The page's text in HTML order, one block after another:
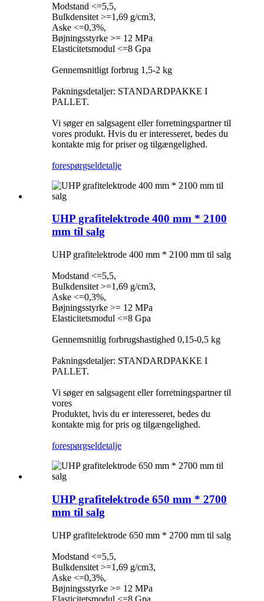
Modstand <=5,5,
Bulkdensitet >=1,69 g/cm3,
Aske <=0,3%,
Bøjningsstyrke >= 12 MPa
Elasticitetsmodul <=8 Gpa
Gennemsnitligt forbrug 1,5-2 kg
Pakningsdetaljer: STANDARDPAKKE I
PALLET.
Vi søger en salgsagent eller forretningspartner til
vores produkt. Hvis du er interesseret, bedes du
kontakte mig for priser og tilgængelighed.
forespørgseldetalje
UHP grafitelektrode 400 mm * 2100
mm til salg
UHP grafitelektrode 400 mm * 2100 mm til salg
Modstand <=5,5,
Bulkdensitet >=1,69 g/cm3,
Aske <=0,3%,
Bøjningsstyrke >= 12 MPa
Elasticitetsmodul <=8 Gpa
Gennemsnitlig forbrugshastighed 0,15-0,5 kg
Pakningsdetaljer: STANDARDPAKKE I
PALLET.
Vi søger en salgsagent eller forretningspartner til
vores
Produktet, hvis du er interesseret, bedes du
kontakte mig for pris og tilgængelighed.
forespørgseldetalje
UHP grafitelektrode 650 mm * 2700
mm til salg
UHP grafitelektrode 650 mm * 2700 mm til salg
Modstand <=5,5,
Bulkdensitet >=1,69 g/cm3,
Aske <=0,3%,
Bøjningsstyrke >= 12 MPa
Elasticitetsmodul <=8 Gpa